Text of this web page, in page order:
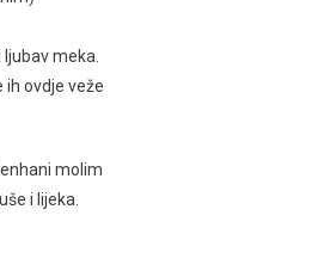
meka.
ih ovdje veže
molim
i lijeka.